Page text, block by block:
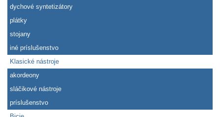
dychové syntetizátory
plátky
stojany
iné príslušenstvo
Klasické nástroje
akordeony
sláčikové nástroje
príslušenstvo